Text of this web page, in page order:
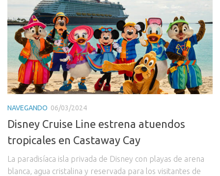
NAVEGANDO 06/03/2024
Disney Cruise Line estrena atuendos
tropicales en Castaway Cay
La paradisíaca isla privada de Disney con playas de arena
blanca, agua cristalina y reservada para los visitantes de